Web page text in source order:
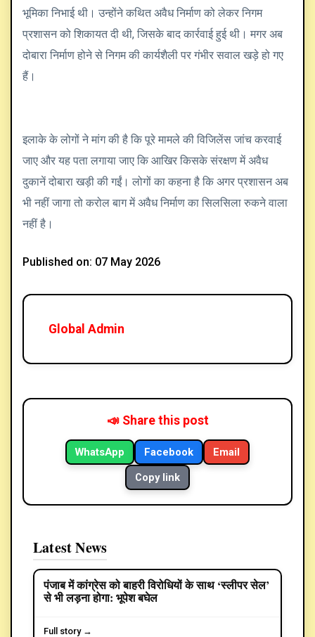
भूमिका निभाई थी। उन्होंने कथित अवैध निर्माण को लेकर निगम
प्रशासन को शिकायत दी थी, जिसके बाद कार्रवाई हुई थी। मगर अब
दोबारा निर्माण होने से निगम की कार्यशैली पर गंभीर सवाल खड़े हो गए
हैं।
इलाके के लोगों ने मांग की है कि पूरे मामले की विजिलेंस जांच करवाई
जाए और यह पता लगाया जाए कि आखिर किसके संरक्षण में अवैध
दुकानें दोबारा खड़ी की गईं। लोगों का कहना है कि अगर प्रशासन अब
भी नहीं जागा तो करोल बाग में अवैध निर्माण का सिलसिला रुकने वाला
नहीं है।
Published on: 07 May 2026
Global Admin
📣 Share this post
WhatsApp Facebook
Email
Copy link
Latest News
POLITICS
पंजाब में कांग्रेस को बाहरी विरोधियों के साथ ‘स्लीपर सेल’
से भी लड़ना होगा: भूपेश बघेल
Full story →